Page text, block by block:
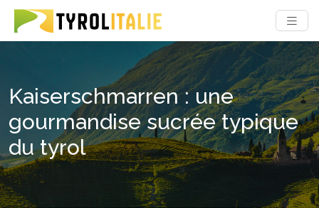
Kaiserschmarren : une
gourmandise sucrée typique
du tyrol